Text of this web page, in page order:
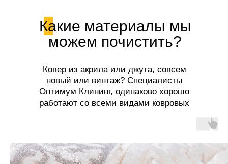
Какие материалы мы
можем почистить?
Ковер из акрила или джута, совсем
новый или винтаж? Специалисты
Оптимум Клининг, одинаково хорошо
работают со всеми видами ковровых